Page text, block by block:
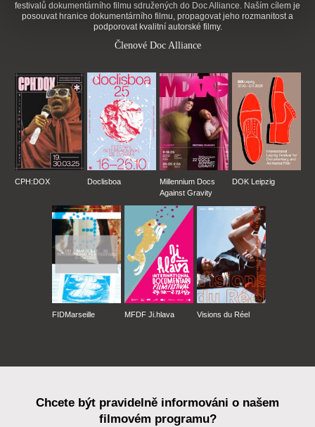
festivalů dokumentárního filmu sdružených do Doc Alliance. Naším cílem je
posouvat hranice dokumentárního filmu, propagovat jeho rozmanitost a
podporovat kvalitní autorské filmy.
Členové Doc Alliance
CPH:DOX Doclisboa
Millennium Docs
Against Gravity
DOK Leipzig
FIDMarseille MFDF Ji.hlava Visions du Réel
Chcete být pravidelně informováni o našem
filmovém programu?